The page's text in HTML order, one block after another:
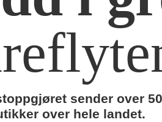
sender over
over hele landet.